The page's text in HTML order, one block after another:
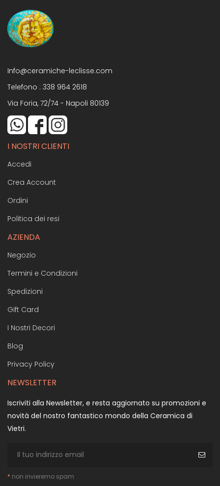
Info@ceramiche-leclisse.com
Telefono : 338 964 2618
Via Foria, 72/74 - Napoli 80139
I NOSTRI CLIENTI
Accedi
Crea Account
Ordini
Politica dei resi
AZIENDA
Negozio
Termini e Condizioni
Spedizioni
Gift Card
I Nostri Decori
Blog
Privacy Policy
NEWSLETTER
Iscriviti alla Newsletter, e resta aggiornato su promozioni e
novità del nostro fantastico mondo della Ceramica di
Vietri.
* non invieremo spam